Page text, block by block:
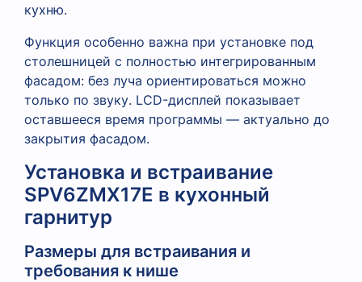
кухню.
Функция особенно важна при установке под
столешницей с полностью интегрированным
фасадом: без луча ориентироваться можно
только по звуку. LCD-дисплей показывает
оставшееся время программы — актуально до
закрытия фасадом.
Установка и встраивание
SPV6ZMX17E в кухонный
гарнитур
Размеры для встраивания и
требования к нише